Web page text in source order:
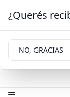
¿Querés
NO, GRACIAS